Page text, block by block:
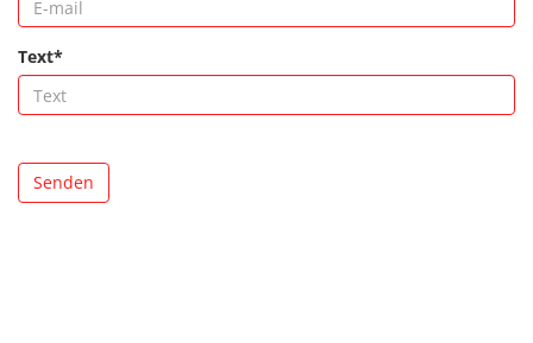
Text*
Senden